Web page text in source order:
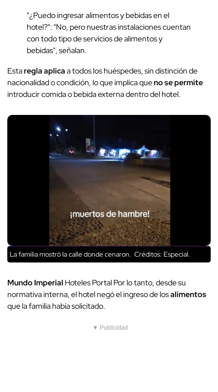
"¿Puedo ingresar alimentos y bebidas en el
hotel?": "No, pero nuestras instalaciones cuentan
con todo tipo de servicios de alimentos y
bebidas", señalan.
Estaregla aplicaa todos los huéspedes, sin distinción de
nacionalidad o condición, lo que implica queno se permite
introducir comida o bebida externa dentro del hotel.
La familia mostró la calle donde cenaron. Créditos: Especial.
Mundo Imperial Hoteles Portal Por lo tanto, desde su
normativa interna, el hotel negó el ingreso de losalimentos
que la familia había solicitado.
▼ Publicidad